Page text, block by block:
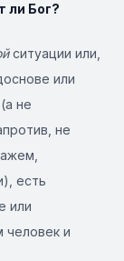
ли Бог?
ситуации или,
или
не
не
есть
или
человек и